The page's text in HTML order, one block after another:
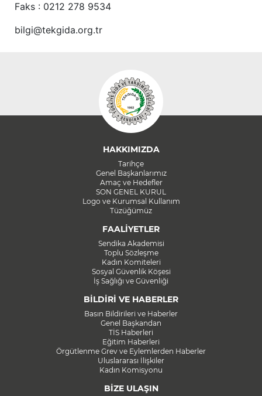
Faks : 0212 278 9534
bilgi@tekgida.org.tr
HAKKIMIZDA
Tarihçe
Genel Başkanlarımız
Amaç ve Hedefler
SON GENEL KURUL
Logo ve Kurumsal Kullanım
Tüzüğümüz
FAALİYETLER
Sendika Akademisi
Toplu Sözleşme
Kadın Komiteleri
Sosyal Güvenlik Köşesi
İş Sağlığı ve Güvenliği
BİLDİRİ VE HABERLER
Basın Bildirileri ve Haberler
Genel Başkandan
TİS Haberleri
Eğitim Haberleri
Örgütlenme Grev ve Eylemlerden Haberler
Uluslararası İlişkiler
Kadın Komisyonu
BİZE ULAŞIN